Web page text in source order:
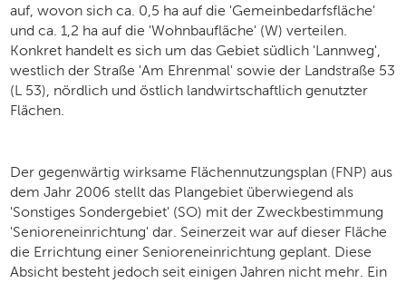
auf, wovon sich ca. 0,5 ha auf die 'Gemeinbedarfsfläche'
und ca. 1,2 ha auf die 'Wohnbaufläche' (W) verteilen.
Konkret handelt es sich um das Gebiet südlich 'Lannweg',
westlich der Straße 'Am Ehrenmal' sowie der Landstraße 53
(L 53), nördlich und östlich landwirtschaftlich genutzter
Flächen.
Der gegenwärtig wirksame Flächennutzungsplan (FNP) aus
dem Jahr 2006 stellt das Plangebiet überwiegend als
'Sonstiges Sondergebiet' (SO) mit der Zweckbestimmung
'Senioreneinrichtung' dar. Seinerzeit war auf dieser Fläche
die Errichtung einer Senioreneinrichtung geplant. Diese
Absicht besteht jedoch seit einigen Jahren nicht mehr. Ein